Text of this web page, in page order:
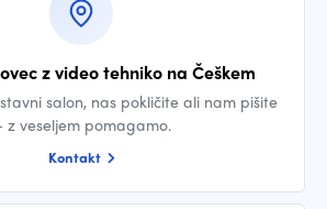
z video tehniko na Češkem
salon, nas pokličite ali nam pišite
z veseljem pomagamo.
Kontakt